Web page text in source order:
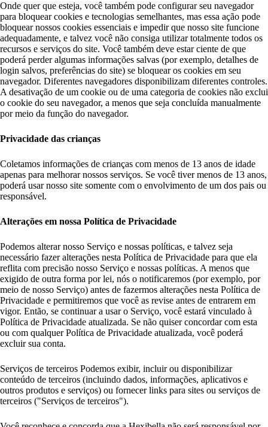
Onde quer que esteja, você também pode configurar seu navegador
para bloquear cookies e tecnologias semelhantes, mas essa ação pode
bloquear nossos cookies essenciais e impedir que nosso site funcione
adequadamente, e talvez você não consiga utilizar totalmente todos os
recursos e serviços do site. Você também deve estar ciente de que
poderá perder algumas informações salvas (por exemplo, detalhes de
login salvos, preferências do site) se bloquear os cookies em seu
navegador. Diferentes navegadores disponibilizam diferentes controles.
A desativação de um cookie ou de uma categoria de cookies não exclui
o cookie do seu navegador, a menos que seja concluída manualmente
por meio da função do navegador.
Privacidade das crianças
Coletamos informações de crianças com menos de 13 anos de idade
apenas para melhorar nossos serviços. Se você tiver menos de 13 anos,
poderá usar nosso site somente com o envolvimento de um dos pais ou
responsável.
Alterações em nossa Política de Privacidade
Podemos alterar nosso Serviço e nossas políticas, e talvez seja
necessário fazer alterações nesta Política de Privacidade para que ela
reflita com precisão nosso Serviço e nossas políticas. A menos que
exigido de outra forma por lei, nós o notificaremos (por exemplo, por
meio de nosso Serviço) antes de fazermos alterações nesta Política de
Privacidade e permitiremos que você as revise antes de entrarem em
vigor. Então, se continuar a usar o Serviço, você estará vinculado à
Política de Privacidade atualizada. Se não quiser concordar com esta
ou com qualquer Política de Privacidade atualizada, você poderá
excluir sua conta.
Serviços de terceiros Podemos exibir, incluir ou disponibilizar
conteúdo de terceiros (incluindo dados, informações, aplicativos e
outros produtos e serviços) ou fornecer links para sites ou serviços de
terceiros ("Serviços de terceiros").